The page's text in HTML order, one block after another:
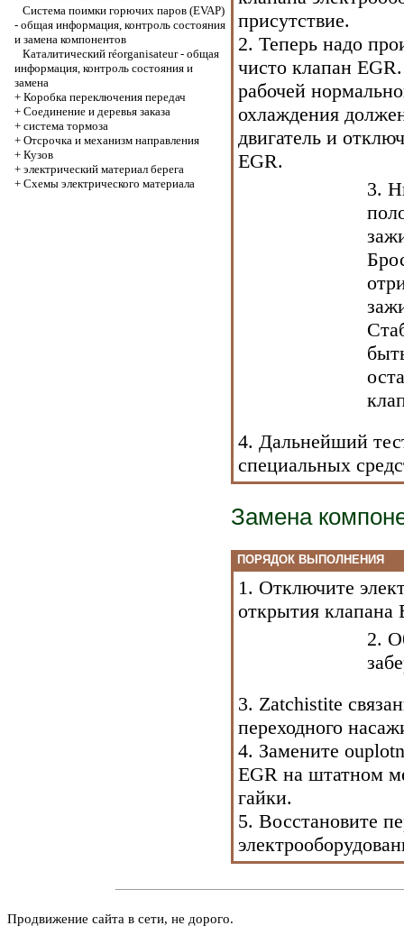
Система поимки горючих паров (EVAP)
- общая информация, контроль состояния
и замена компонентов
Каталитический réorganisateur - общая
информация, контроль состояния и
замена
+ Коробка переключения передач
+ Соединение и деревья заказа
+ система тормоза
+ Отсрочка и механизм направления
+ Кузов
+ электрический материал берега
+ Схемы электрического материала
присутствие.
2. Теперь надо
чисто клапан
рабочей
охлаждения
двигатель и
EGR.
3.
4. Дальнейший
специальных
Замена
ПОРЯДОК ВЫПОЛНЕНИЯ
1. Отключите
открытия клапана
2.
3. Zatchistite
переходного
4. Замените
EGR на штатном
гайки.
5. Восстановите
Продвижение сайта в сети, не дорого.